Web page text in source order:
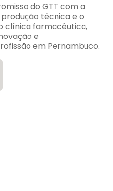
do GTT com a
técnica e o
clínica farmacêutica,
e
em Pernambuco.